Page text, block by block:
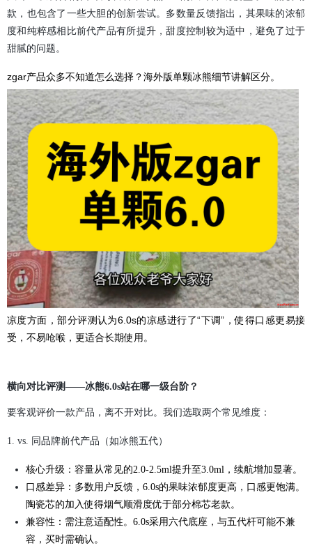
款，也包含了一些大胆的创新尝试。多数量反馈指出，其果味的浓郁
度和纯粹感相比前代产品有所提升，甜度控制较为适中，避免了过于
甜腻的问题。
zgar产品众多不知道怎么选择？海外版单颗冰熊细节讲解区分。
凉度方面，部分评测认为6.0s的凉感进行了“下调”，使得口感更易接
受，不易呛喉，更适合长期使用。
横向对比评测——冰熊6.0s站在哪一级台阶？
要客观评价一款产品，离不开对比。我们选取两个常见维度：
1. vs. 同品牌前代产品（如冰熊五代）‍
核心升级：容量从常见的2.0-2.5ml提升至3.0ml，续航增加显著。
口感差异：多数用户反馈，6.0s的果味浓郁度更高，口感更饱满。
陶瓷芯的加入使得烟气顺滑度优于部分棉芯老款。
兼容性：需注意适配性。6.0s采用六代底座，与五代杆可能不兼
容，买时需确认。